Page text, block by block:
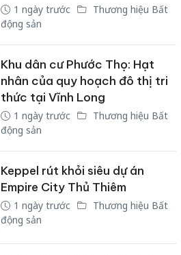
1 ngày trước
Thương hiệu Bất
động sản
Khu dân cư Phước Thọ: Hạt
nhân của quy hoạch đô thị tri
thức tại Vĩnh Long
1 ngày trước
Thương hiệu Bất
động sản
Keppel rút khỏi siêu dự án
Empire City Thủ Thiêm
1 ngày trước
Thương hiệu Bất
động sản